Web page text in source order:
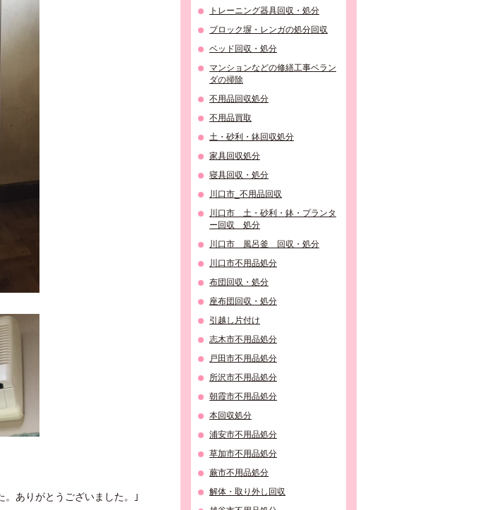
。ありがとうございました。｣
トレーニング器具回収・処分
ブロック塀・レンガの処分回収
ベッド回収・処分
マンションなどの修繕工事ベラン
ダの掃除
不用品回収処分
不用品買取
土・砂利・鉢回収処分
家具回収処分
寝具回収・処分
川口市_不用品回収
川口市 土・砂利・鉢・プランタ
ー回収 処分
川口市 風呂釜 回収・処分
川口市不用品処分
布団回収・処分
座布団回収・処分
引越し片付け
志木市不用品処分
戸田市不用品処分
所沢市不用品処分
朝霞市不用品処分
本回収処分
浦安市不用品処分
草加市不用品処分
蕨市不用品処分
解体・取り外し回収